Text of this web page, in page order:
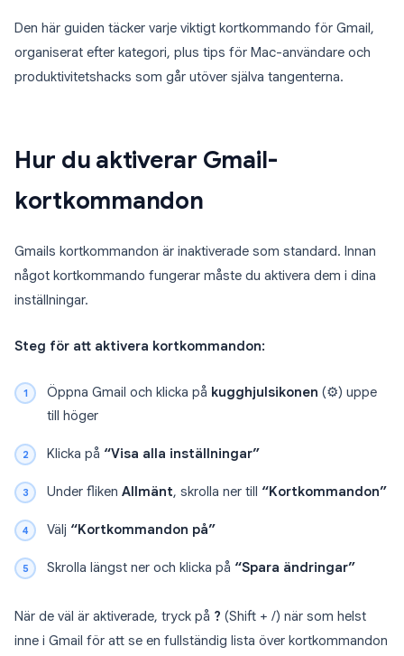
Den här guiden täcker varje viktigt kortkommando för Gmail,
organiserat efter kategori, plus tips för Mac-användare och
produktivitetshacks som går utöver själva tangenterna.
Hur du aktiverar Gmail-
kortkommandon
Gmails kortkommandon är inaktiverade som standard. Innan
något kortkommando fungerar måste du aktivera dem i dina
inställningar.
Steg för att aktivera kortkommandon:
Öppna Gmail och klicka på kugghjulsikonen (⚙️) uppe
till höger
Klicka på “Visa alla inställningar”
Under fliken Allmänt, skrolla ner till “Kortkommandon”
Välj “Kortkommandon på”
Skrolla längst ner och klicka på “Spara ändringar”
När de väl är aktiverade, tryck på ? (Shift + /) när som helst
inne i Gmail för att se en fullständig lista över kortkommandon